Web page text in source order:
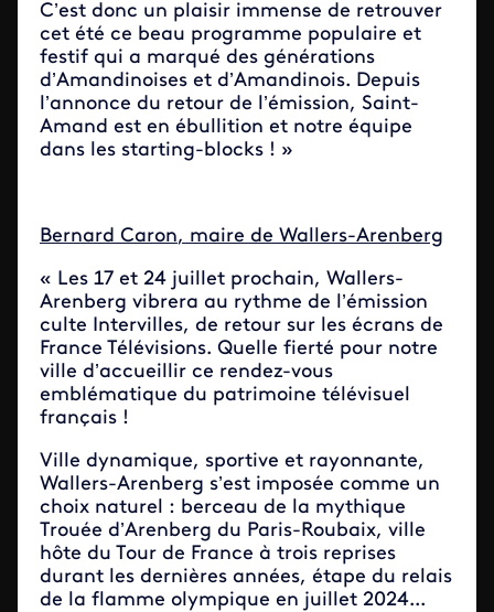
C’est donc un plaisir immense de retrouver
cet été ce beau programme populaire et
festif qui a marqué des générations
d’Amandinoises et d’Amandinois. Depuis
l’annonce du retour de l’émission, Saint-
Amand est en ébullition et notre équipe
dans les starting-blocks ! »
Bernard Caron, maire de Wallers-Arenberg
« Les 17 et 24 juillet prochain, Wallers-
Arenberg vibrera au rythme de l’émission
culte Intervilles, de retour sur les écrans de
France Télévisions. Quelle fierté pour notre
ville d’accueillir ce rendez-vous
emblématique du patrimoine télévisuel
français !
Ville dynamique, sportive et rayonnante,
Wallers-Arenberg s’est imposée comme un
choix naturel : berceau de la mythique
Trouée d’Arenberg du Paris-Roubaix, ville
hôte du Tour de France à trois reprises
durant les dernières années, étape du relais
de la flamme olympique en juillet 2024...